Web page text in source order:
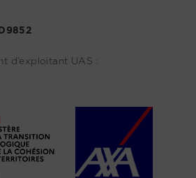
d’exploitant UAS :